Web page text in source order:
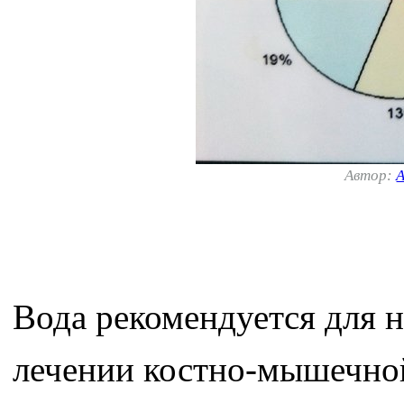
Автор:
Вода рекомендуется для
лечении костно-